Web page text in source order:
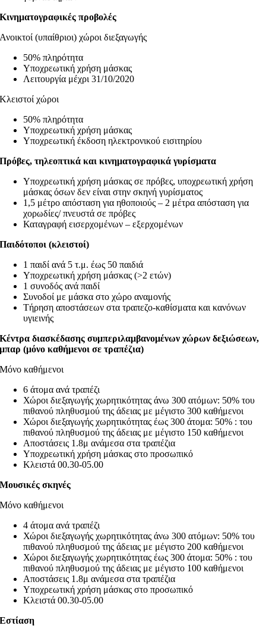
Κινηματογραφικές προβολές
Ανοικτοί (υπαίθριοι) χώροι διεξαγωγής
50% πληρότητα
Υποχρεωτική χρήση μάσκας
Λειτουργία μέχρι 31/10/2020
Κλειστοί χώροι
50% πληρότητα
Yποχρεωτική χρήση μάσκας
Υποχρεωτική έκδοση ηλεκτρονικού εισιτηρίου
Πρόβες, τηλεοπτικά και κινηματογραφικά γυρίσματα
Yποχρεωτική χρήση μάσκας σε πρόβες, υποχρεωτική χρήση
μάσκας όσων δεν είναι στην σκηνή γυρίσματος
1,5 μέτρο απόσταση για ηθοποιούς – 2 μέτρα απόσταση για
χορωδίες/ πνευστά σε πρόβες
Καταγραφή εισερχομένων – εξερχομένων
Παιδότοποι (κλειστοί)
1 παιδί ανά 5 τ.μ. έως 50 παιδιά
Yποχρεωτική χρήση μάσκας (>2 ετών)
1 συνοδός ανά παιδί
Συνοδοί με μάσκα στο χώρο αναμονής
Τήρηση αποστάσεων στα τραπεζο-καθίσματα και κανόνων
υγιεινής
Κέντρα διασκέδασης συμπεριλαμβανομένων χώρων δεξιώσεων,
μπαρ (μόνο καθήμενοι σε τραπέζια)
Μόνο καθήμενοι
6 άτομα ανά τραπέζι
Χώροι διεξαγωγής χωρητικότητας άνω 300 ατόμων: 50% του
πιθανού πληθυσμού της άδειας με μέγιστο 300 καθήμενοι
Χώροι διεξαγωγής χωρητικότητας έως 300 άτομα: 50% : του
πιθανού πληθυσμού της άδειας με μέγιστο 150 καθήμενοι
Αποστάσεις 1.8μ ανάμεσα στα τραπέζια
Υποχρεωτική χρήση μάσκας στο προσωπικό
Κλειστά 00.30-05.00
Μουσικές σκηνές
Μόνο καθήμενοι
4 άτομα ανά τραπέζι
Χώροι διεξαγωγής χωρητικότητας άνω 300 ατόμων: 50% του
πιθανού πληθυσμού της άδειας με μέγιστο 200 καθήμενοι
Χώροι διεξαγωγής χωρητικότητας έως 300 άτομα: 50% : του
πιθανού πληθυσμού της άδειας με μέγιστο 100 καθήμενοι
Αποστάσεις 1.8μ ανάμεσα στα τραπέζια
Υποχρεωτική χρήση μάσκας στο προσωπικό
Κλειστά 00.30-05.00
Εστίαση